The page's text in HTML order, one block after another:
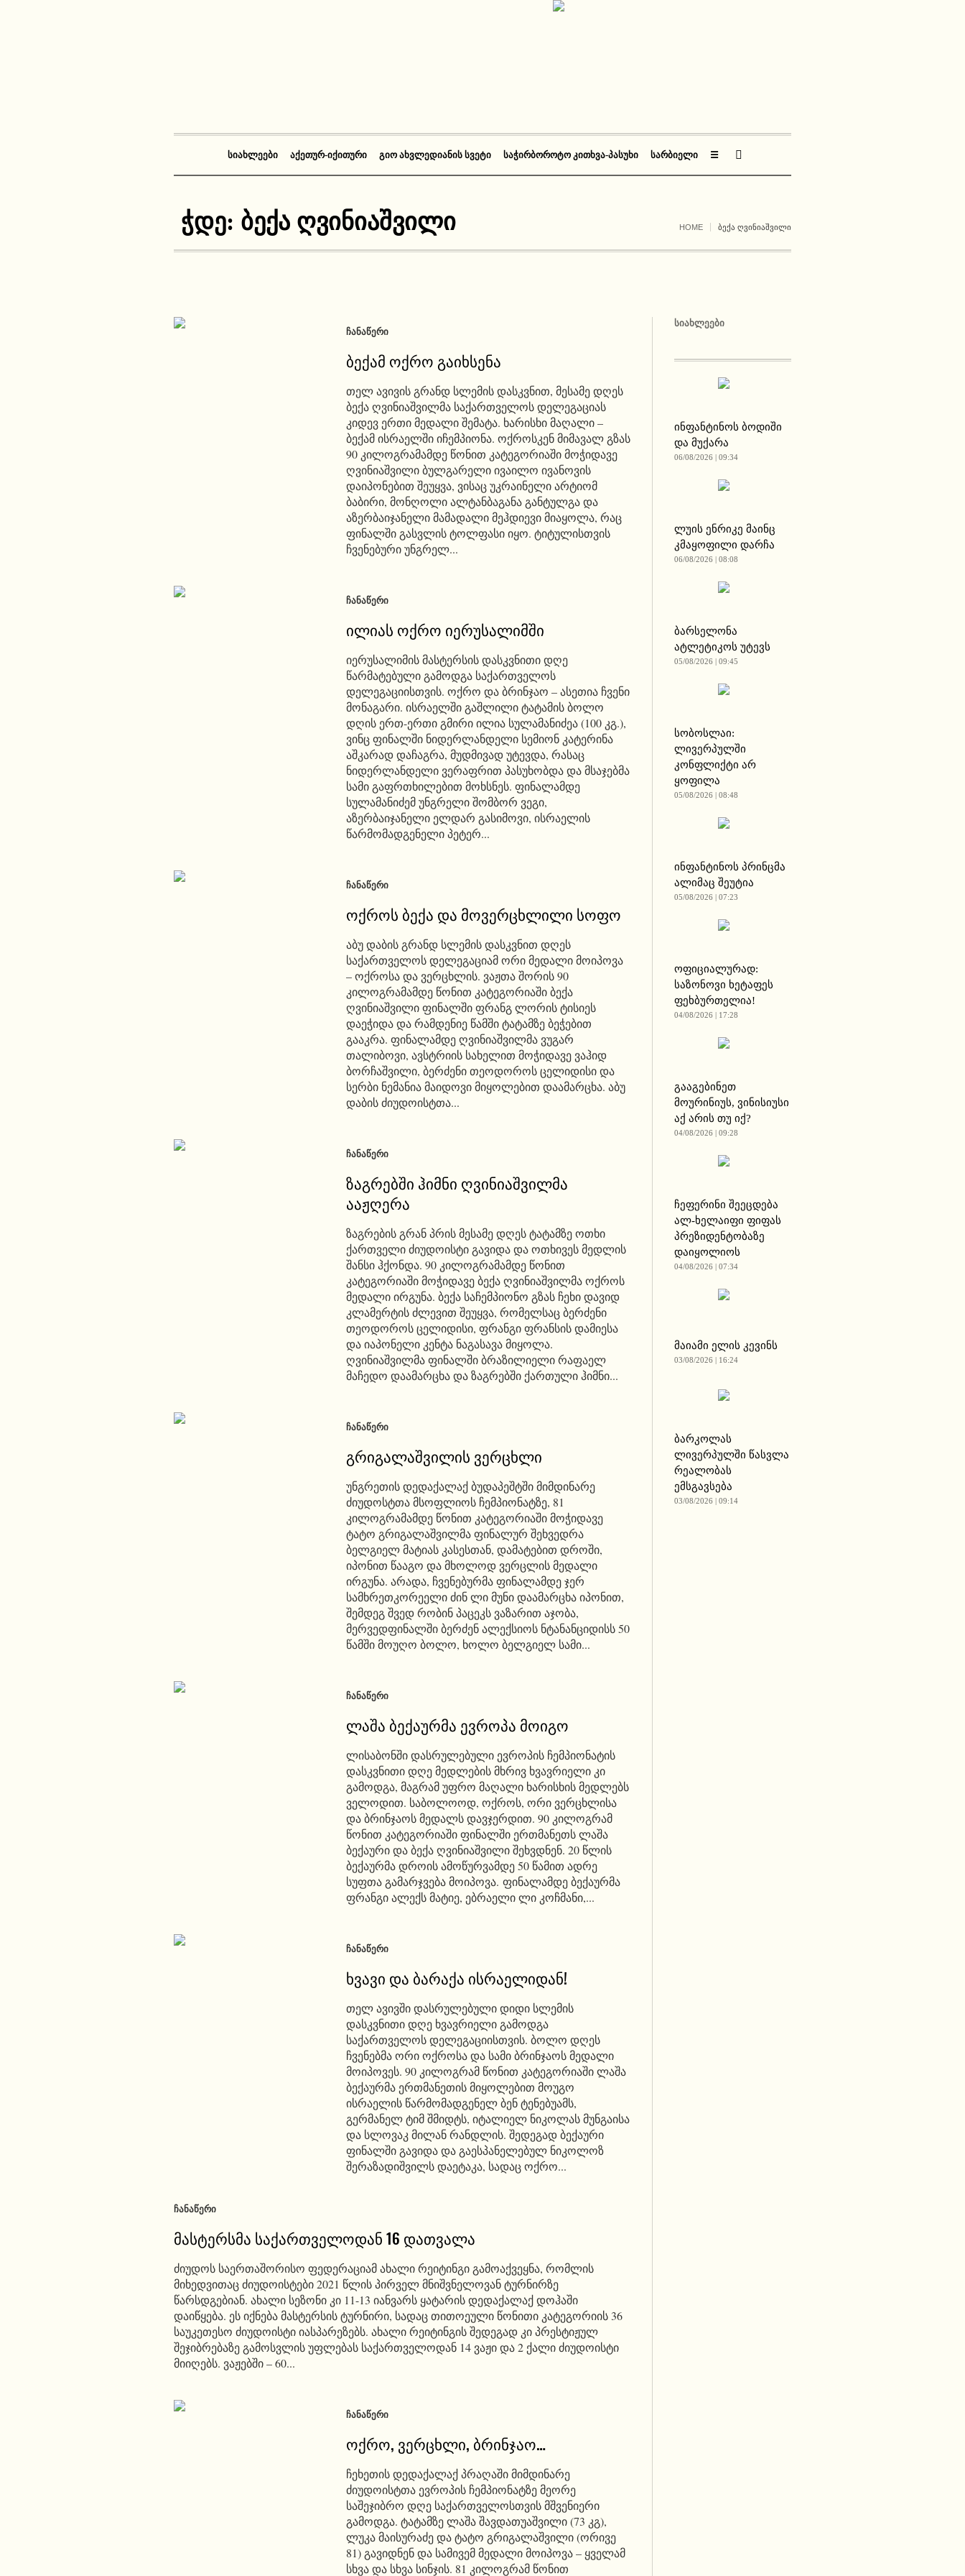
ᲡᲘᲐᲮᲚᲔᲔᲑᲘ ᲐᲥᲔᲗᲣᲠ-ᲘᲥᲘᲗᲣᲠᲘ ᲒᲘᲝ ᲐᲮᲕᲚᲔᲓᲘᲐᲜᲘᲡ ᲡᲕᲔᲢᲘ ᲡᲐᲭᲘᲠᲑᲝᲠᲝᲢᲝ ᲙᲘᲗᲮᲕᲐ-ᲞᲐᲡᲣᲮᲘ ᲡᲐᲠᲑᲘᲔᲚᲘ ☰
ჭდე: ბექა ღვინიაშვილი HOME ᲑᲔᲥᲐ ᲦᲕᲘᲜᲘᲐᲨᲕᲘᲚᲘ
ᲩᲐᲜᲐᲬᲔᲠᲘ
ბექამ ოქრო გაიხსენა
თელ ავივის გრანდ სლემის დასკვნით, მესამე დღეს
ბექა ღვინიაშვილმა საქართველოს დელეგაციას
კიდევ ერთი მედალი შემატა. ხარისხი მაღალი –
ბექამ ისრაელში იჩემპიონა. ოქროსკენ მიმავალ გზას
90 კილოგრამამდე წონით კატეგორიაში მოჭიდავე
ღვინიაშვილი ბულგარელი ივაილო ივანოვის
დაიპონებით შეუყვა, ვისაც უკრაინელი არტიომ
ბაბირი, მონღოლი ალტანბაგანა განტულგა და
აზერბაიჯანელი მამადალი მეჰდიევი მიაყოლა, რაც
ფინალში გასვლის ტოლფასი იყო. ტიტულისთვის
ჩვენებური უნგრელ...
ᲩᲐᲜᲐᲬᲔᲠᲘ
ილიას ოქრო იერუსალიმში
იერუსალიმის მასტერსის დასკვნითი დღე
წარმატებული გამოდგა საქართველოს
დელეგაციისთვის. ოქრო და ბრინჯაო – ასეთია ჩვენი
მონაგარი. ისრაელში გაშლილი ტატამის ბოლო
დღის ერთ-ერთი გმირი ილია სულამანიძეა (100 კგ.),
ვინც ფინალში ნიდერლანდელი სემიონ კატერინა
აშკარად დაჩაგრა, მუდმივად უტევდა, რასაც
ნიდერლანდელი ვერაფრით პასუხობდა და მსაჯებმა
სამი გაფრთხილებით მოხსნეს. ფინალამდე
სულამანიძემ უნგრელი შომბორ ვეგი,
აზერბაიჯანელი ელდარ გასიმოვი, ისრაელის
წარმომადგენელი პეტერ...
ᲩᲐᲜᲐᲬᲔᲠᲘ
ოქროს ბექა და მოვერცხლილი სოფო
აბუ დაბის გრანდ სლემის დასკვნით დღეს
საქართველოს დელეგაციამ ორი მედალი მოიპოვა
– ოქროსა და ვერცხლის. ვაჟთა შორის 90
კილოგრამამდე წონით კატეგორიაში ბექა
ღვინიაშვილი ფინალში ფრანგ ლორის ტისიეს
დაეჭიდა და რამდენიე წამში ტატამზე ბეჭებით
გააკრა. ფინალამდე ღვინიაშვილმა ვუგარ
თალიბოვი, ავსტრიის სახელით მოჭიდავე ვაჰიდ
ბორჩაშვილი, ბერძენი თეოდოროს ცელიდისი და
სერბი ნემანია მაიდოვი მიყოლებით დაამარცხა. აბუ
დაბის ძიუდოისტთა...
ᲩᲐᲜᲐᲬᲔᲠᲘ
ზაგრებში ჰიმნი ღვინიაშვილმა
ააჟღერა
ზაგრების გრან პრის მესამე დღეს ტატამზე ოთხი
ქართველი ძიუდოისტი გავიდა და ოთხივეს მედლის
შანსი ჰქონდა. 90 კილოგრამამდე წონით
კატეგორიაში მოჭიდავე ბექა ღვინიაშვილმა ოქროს
მედალი ირგუნა. ბექა საჩემპიონო გზას ჩეხი დავიდ
კლამერტის ძლევით შეუყვა, რომელსაც ბერძენი
თეოდოროს ცელიდისი, ფრანგი ფრანსის დამიესა
და იაპონელი კენტა ნაგასავა მიყოლა.
ღვინიაშვილმა ფინალში ბრაზილიელი რაფაელ
მაჩედო დაამარცხა და ზაგრებში ქართული ჰიმნი...
ᲩᲐᲜᲐᲬᲔᲠᲘ
გრიგალაშვილის ვერცხლი
უნგრეთის დედაქალაქ ბუდაპეშტში მიმდინარე
ძიუდოსტთა მსოფლიოს ჩემპიონატზე, 81
კილოგრამამდე წონით კატეგორიაში მოჭიდავე
ტატო გრიგალაშვილმა ფინალურ შეხვედრა
ბელგიელ მატიას კასესთან, დამატებით დროში,
იპონით წააგო და მხოლოდ ვერცლის მედალი
ირგუნა. არადა, ჩვენებურმა ფინალამდე ჯერ
სამხრეთკორეელი ძინ ლი მუნი დაამარცხა იპონით,
შემდეგ შვედ რობინ პაცეკს ვაზარით აჯობა,
მერვედფინალში ბერძენ ალექსიოს ნტანანციდისს 50
წამში მოუღო ბოლო, ხოლო ბელგიელ სამი...
ᲩᲐᲜᲐᲬᲔᲠᲘ
ლაშა ბექაურმა ევროპა მოიგო
ლისაბონში დასრულებული ევროპის ჩემპიონატის
დასკვნითი დღე მედლების მხრივ ხვავრიელი კი
გამოდგა, მაგრამ უფრო მაღალი ხარისხის მედლებს
ველოდით. საბოლოოდ, ოქროს, ორი ვერცხლისა
და ბრინჯაოს მედალს დავჯერდით. 90 კილოგრამ
წონით კატეგორიაში ფინალში ერთმანეთს ლაშა
ბექაური და ბექა ღვინიაშვილი შეხვდნენ. 20 წლის
ბექაურმა დროის ამოწურვამდე 50 წამით ადრე
სუფთა გამარჯვება მოიპოვა. ფინალამდე ბექაურმა
ფრანგი ალექს მატიე, ებრაელი ლი კოჩმანი,...
ᲩᲐᲜᲐᲬᲔᲠᲘ
ხვავი და ბარაქა ისრაელიდან!
თელ ავივში დასრულებული დიდი სლემის
დასკვნითი დღე ხვავრიელი გამოდგა
საქართველოს დელეგაციისთვის. ბოლო დღეს
ჩვენებმა ორი ოქროსა და სამი ბრინჯაოს მედალი
მოიპოვეს. 90 კილოგრამ წონით კატეგორიაში ლაშა
ბექაურმა ერთმანეთის მიყოლებით მოუგო
ისრაელის წარმომადგენელ ბენ ტენებუამს,
გერმანელ ტიმ შმიდტს, იტალიელ ნიკოლას მუნგაისა
და სლოვაკ მილან რანდლის. შედეგად ბექაური
ფინალში გავიდა და გაესპანელებულ ნიკოლოზ
შერაზადიშვილს დაეტაკა, სადაც ოქრო...
ᲩᲐᲜᲐᲬᲔᲠᲘ
მასტერსმა საქართველოდან 16 დათვალა
ძიუდოს საერთაშორისო ფედერაციამ ახალი რეიტინგი გამოაქვეყნა, რომლის
მიხედვითაც ძიუდოისტები 2021 წლის პირველ მნიშვნელოვან ტურნირზე
წარსდგებიან. ახალი სეზონი კი 11-13 იანვარს ყატარის დედაქალაქ დოჰაში
დაიწყება. ეს იქნება მასტერსის ტურნირი, სადაც თითოეული წონითი კატეგორიის 36
საუკეთესო ძიუდოისტი იასპარეზებს. ახალი რეიტინგის შედეგად კი პრესტიჟულ
შეჯიბრებაზე გამოსვლის უფლებას საქართველოდან 14 ვაჟი და 2 ქალი ძიუდოისტი
მიიღებს. ვაჟებში – 60...
ᲩᲐᲜᲐᲬᲔᲠᲘ
ოქრო, ვერცხლი, ბრინჯაო…
ჩეხეთის დედაქალაქ პრაღაში მიმდინარე
ძიუდოისტთა ევროპის ჩემპიონატზე მეორე
საშეჯიბრო დღე საქართველოსთვის მშვენიერი
გამოდგა. ტატამზე ლაშა შავდათუაშვილი (73 კგ),
ლუკა მაისურაძე და ტატო გრიგალაშვილი (ორივე
81) გავიდნენ და სამივემ მედალი მოიპოვა – ყველამ
სხვა და სხვა სინჯის. 81 კილოგრამ წონით
ᲡᲘᲐᲮᲚᲔᲔᲑᲘ
ინფანტინოს ბოდიში
და მუქარა
06/08/2026 | 09:34
ლუის ენრიკე მაინც
კმაყოფილი დარჩა
06/08/2026 | 08:08
ბარსელონა
ატლეტიკოს უტევს
05/08/2026 | 09:45
სობოსლაი:
ლივერპულში
კონფლიქტი არ
ყოფილა
05/08/2026 | 08:48
ინფანტინოს პრინცმა
ალიმაც შეუტია
05/08/2026 | 07:23
ოფიციალურად:
საზონოვი ხეტაფეს
ფეხბურთელია!
04/08/2026 | 17:28
გააგებინეთ
მოურინიუს, ვინისიუსი
აქ არის თუ იქ?
04/08/2026 | 09:28
ჩეფერინი შეეცდება
ალ-ხელაიფი ფიფას
პრეზიდენტობაზე
დაიყოლიოს
04/08/2026 | 07:34
მაიამი ელის კევინს
03/08/2026 | 16:24
ბარკოლას
ლივერპულში წასვლა
რეალობას
ემსგავსება
03/08/2026 | 09:14